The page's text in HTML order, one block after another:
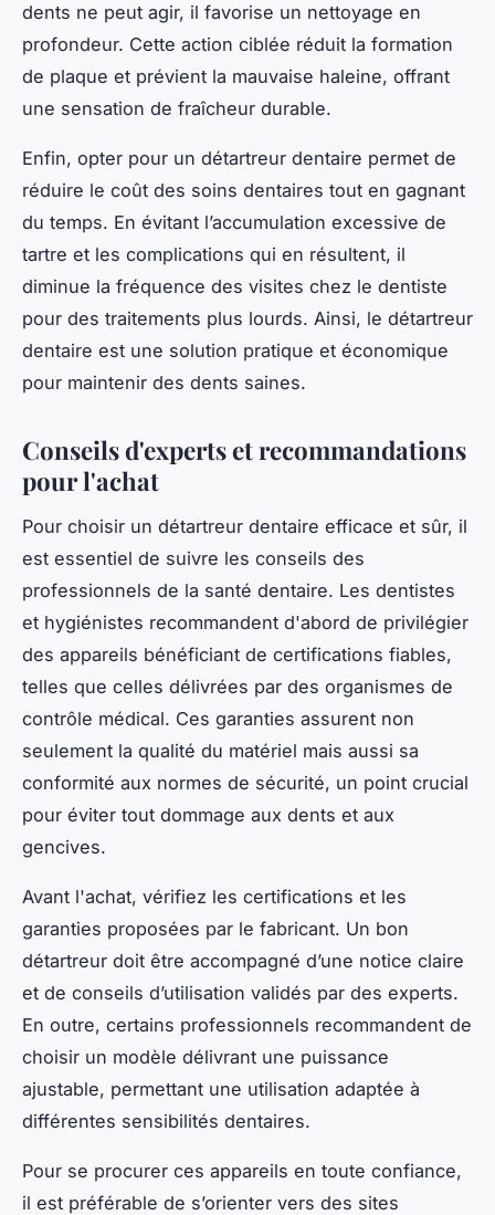
dents ne peut agir, il favorise un nettoyage en
profondeur. Cette action ciblée réduit la formation
de plaque et prévient la mauvaise haleine, offrant
une sensation de fraîcheur durable.
Enfin, opter pour un détartreur dentaire permet de
réduire le coût des soins dentaires tout en gagnant
du temps. En évitant l’accumulation excessive de
tartre et les complications qui en résultent, il
diminue la fréquence des visites chez le dentiste
pour des traitements plus lourds. Ainsi, le détartreur
dentaire est une solution pratique et économique
pour maintenir des dents saines.
Conseils d'experts et recommandations
pour l'achat
Pour choisir un détartreur dentaire efficace et sûr, il
est essentiel de suivre les conseils des
professionnels de la santé dentaire. Les dentistes
et hygiénistes recommandent d'abord de privilégier
des appareils bénéficiant de certifications fiables,
telles que celles délivrées par des organismes de
contrôle médical. Ces garanties assurent non
seulement la qualité du matériel mais aussi sa
conformité aux normes de sécurité, un point crucial
pour éviter tout dommage aux dents et aux
gencives.
Avant l'achat, vérifiez les certifications et les
garanties proposées par le fabricant. Un bon
détartreur doit être accompagné d’une notice claire
et de conseils d’utilisation validés par des experts.
En outre, certains professionnels recommandent de
choisir un modèle délivrant une puissance
ajustable, permettant une utilisation adaptée à
différentes sensibilités dentaires.
Pour se procurer ces appareils en toute confiance,
il est préférable de s’orienter vers des sites